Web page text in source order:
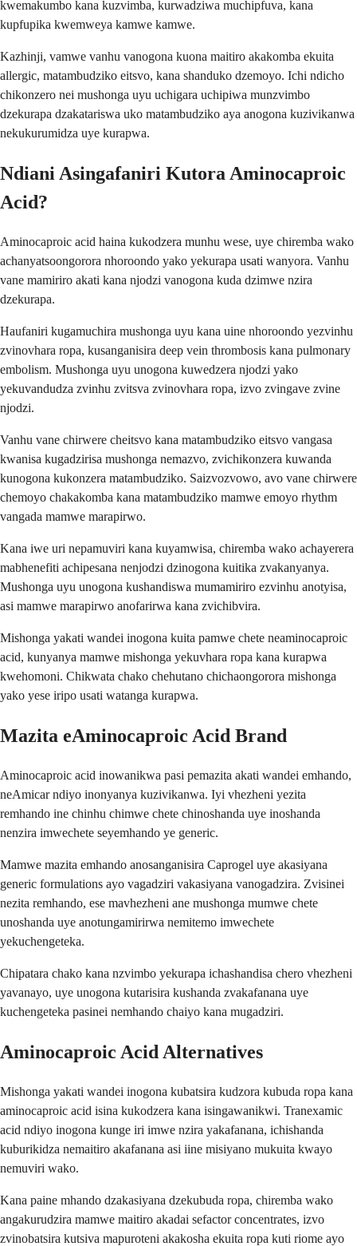
kwemakumbo kana kuzvimba, kurwadziwa muchipfuva, kana
kupfupika kwemweya kamwe kamwe.
Kazhinji, vamwe vanhu vanogona kuona maitiro akakomba ekuita
allergic, matambudziko eitsvo, kana shanduko dzemoyo. Ichi ndicho
chikonzero nei mushonga uyu uchigara uchipiwa munzvimbo
dzekurapa dzakatariswa uko matambudziko aya anogona kuzivikanwa
nekukurumidza uye kurapwa.
Ndiani Asingafaniri Kutora Aminocaproic
Acid?
Aminocaproic acid haina kukodzera munhu wese, uye chiremba wako
achanyatsoongorora nhoroondo yako yekurapa usati wanyora. Vanhu
vane mamiriro akati kana njodzi vanogona kuda dzimwe nzira
dzekurapa.
Haufaniri kugamuchira mushonga uyu kana uine nhoroondo yezvinhu
zvinovhara ropa, kusanganisira deep vein thrombosis kana pulmonary
embolism. Mushonga uyu unogona kuwedzera njodzi yako
yekuvandudza zvinhu zvitsva zvinovhara ropa, izvo zvingave zvine
njodzi.
Vanhu vane chirwere cheitsvo kana matambudziko eitsvo vangasa
kwanisa kugadzirisa mushonga nemazvo, zvichikonzera kuwanda
kunogona kukonzera matambudziko. Saizvozvowo, avo vane chirwere
chemoyo chakakomba kana matambudziko mamwe emoyo rhythm
vangada mamwe marapirwo.
Kana iwe uri nepamuviri kana kuyamwisa, chiremba wako achayerera
mabhenefiti achipesana nenjodzi dzinogona kuitika zvakanyanya.
Mushonga uyu unogona kushandiswa mumamiriro ezvinhu anotyisa,
asi mamwe marapirwo anofarirwa kana zvichibvira.
Mishonga yakati wandei inogona kuita pamwe chete neaminocaproic
acid, kunyanya mamwe mishonga yekuvhara ropa kana kurapwa
kwehomoni. Chikwata chako chehutano chichaongorora mishonga
yako yese iripo usati watanga kurapwa.
Mazita eAminocaproic Acid Brand
Aminocaproic acid inowanikwa pasi pemazita akati wandei emhando,
neAmicar ndiyo inonyanya kuzivikanwa. Iyi vhezheni yezita
remhando ine chinhu chimwe chete chinoshanda uye inoshanda
nenzira imwechete seyemhando ye generic.
Mamwe mazita emhando anosanganisira Caprogel uye akasiyana
generic formulations ayo vagadziri vakasiyana vanogadzira. Zvisinei
nezita remhando, ese mavhezheni ane mushonga mumwe chete
unoshanda uye anotungamirirwa nemitemo imwechete
yekuchengeteka.
Chipatara chako kana nzvimbo yekurapa ichashandisa chero vhezheni
yavanayo, uye unogona kutarisira kushanda zvakafanana uye
kuchengeteka pasinei nemhando chaiyo kana mugadziri.
Aminocaproic Acid Alternatives
Mishonga yakati wandei inogona kubatsira kudzora kubuda ropa kana
aminocaproic acid isina kukodzera kana isingawanikwi. Tranexamic
acid ndiyo inogona kunge iri imwe nzira yakafanana, ichishanda
kuburikidza nemaitiro akafanana asi iine misiyano mukuita kwayo
nemuviri wako.
Kana paine mhando dzakasiyana dzekubuda ropa, chiremba wako
angakurudzira mamwe maitiro akadai sefactor concentrates, izvo
zvinobatsira kutsiva mapuroteni akakosha ekuita ropa kuti riome ayo